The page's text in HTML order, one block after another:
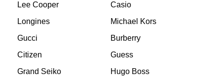
Lee Cooper
Casio
Longines
Michael Kors
Gucci
Burberry
Citizen
Guess
Grand Seiko
Hugo Boss